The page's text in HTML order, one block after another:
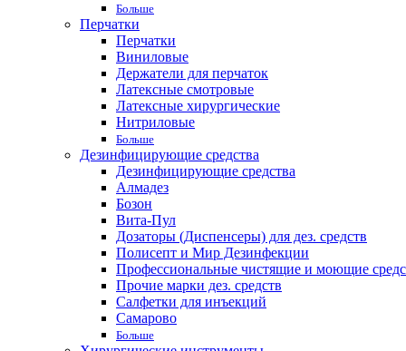
Больше
Перчатки
Перчатки
Виниловые
Держатели для перчаток
Латексные смотровые
Латексные хирургические
Нитриловые
Больше
Дезинфицирующие средства
Дезинфицирующие средства
Алмадез
Бозон
Вита-Пул
Дозаторы (Диспенсеры) для дез. средств
Полисепт и Мир Дезинфекции
Профессиональные чистящие и моющие
Прочие марки дез. средств
Салфетки для инъекций
Самарово
Больше